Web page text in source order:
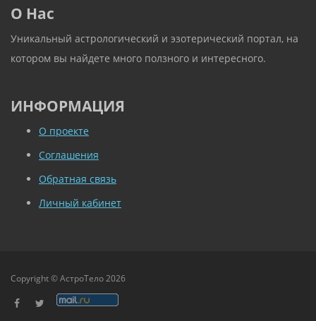
О Нас
Уникальный астрологический и эзотерический портал, на
котором вы найдете много ползного и интересного.
ИНФОРМАЦИЯ
О проекте
Соглашения
Обратная связь
Личный кабинет
Copyright © АстроТело 2026